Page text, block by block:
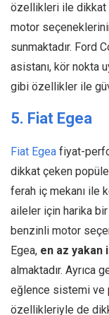
özellikleri ile dikkat
motor
sunmaktadır. Ford
asistanı, kör nokta
gibi özellikler ile
5. Fiat Egea
Fiat Egea fiyat-
dikkat çeken
ferah iç mekanı ile
aileler için harika
benzinli motor
Egea, en az yakan
almaktadır. Ayrıca
eğlence sistemi ve
özellikleriyle de